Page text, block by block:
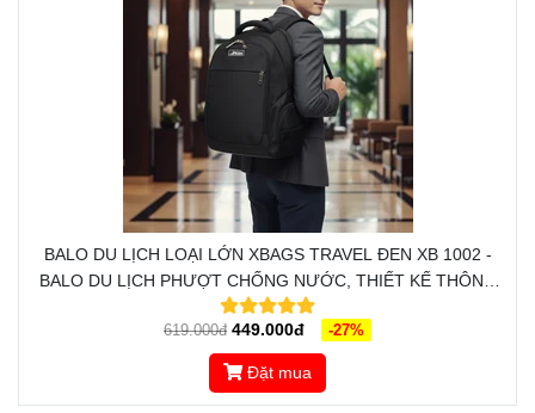
BALO DU LỊCH LOẠI LỚN XBAGS TRAVEL ĐEN XB 1002 -
BALO DU LỊCH PHƯỢT CHỐNG NƯỚC, THIẾT KẾ THÔNG
MINH, ĐẲNG CẤP
619.000đ 449.000đ -27%
Đặt mua